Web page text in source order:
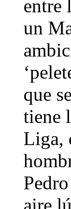
entre
un
que
tiene
Liga,
aire